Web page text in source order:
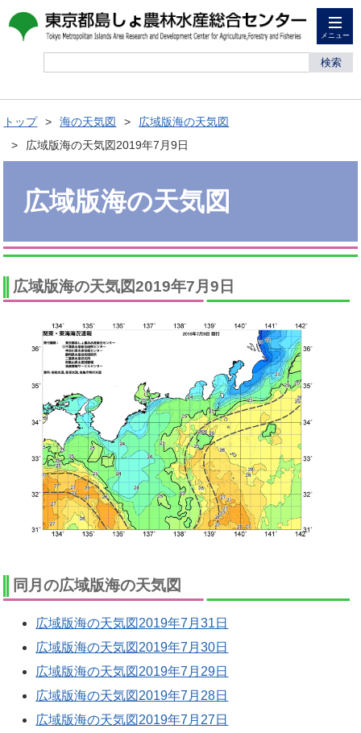
メニュー
検索
トップ 海の天気図
広域版海の天気図
広域版海の天気図2019年7月9日
広域版海の天気図
広域版海の天気図2019年7月9日
同月の広域版海の天気図
広域版海の天気図2019年7月31日
広域版海の天気図2019年7月30日
広域版海の天気図2019年7月29日
広域版海の天気図2019年7月28日
広域版海の天気図2019年7月27日